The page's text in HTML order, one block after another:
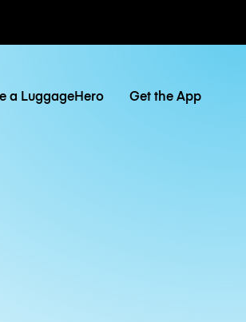
a LuggageHero Get the App